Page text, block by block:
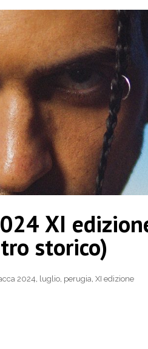
XI
storico)
2024 luglio perugia XI edizione